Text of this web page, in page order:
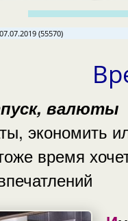
07.07.2019 (55570)
время